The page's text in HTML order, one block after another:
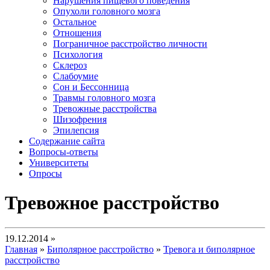
Опухоли головного мозга
Остальное
Отношения
Пограничное расстройство личности
Психология
Склероз
Слабоумие
Сон и Бессонница
Травмы головного мозга
Тревожные расстройства
Шизофрения
Эпилепсия
Содержание сайта
Вопросы-ответы
Университеты
Опросы
Тревожное расстройство
19.12.2014 »
Главная » Биполярное расстройство » Тревога и биполярное
расстройство